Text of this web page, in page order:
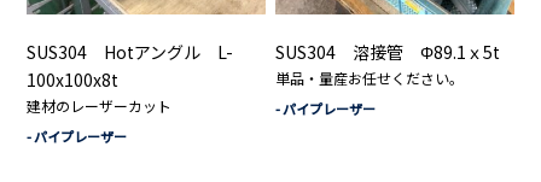
SUS304 Hotアングル L-
100x100x8t
建材のレーザーカット
- パイプレーザー
SUS304 溶接管 Φ89.1ｘ5t
単品・量産お任せください。
- パイプレーザー